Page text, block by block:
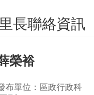
里長聯絡資訊
榮裕
布單位：區政行政科